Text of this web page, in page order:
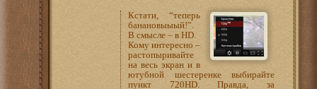
Кстати, “теперь
банановыыый!”.
В смысле – в HD.
Кому интересно –
растопыривайте
на весь экран и в
ютубной шестеренке выбирайте
пункт 720HD. Правда, за